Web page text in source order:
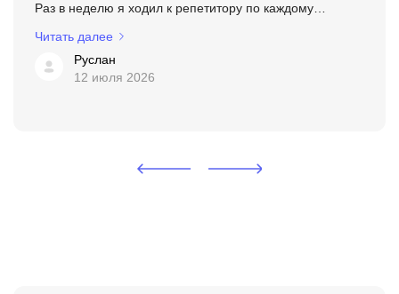
Раз в неделю я ходил к репетитору по каждому
роста на тот момент было ...
Читать далее
Руслан
12 июля 2026